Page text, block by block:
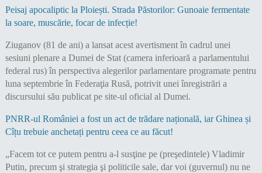
Peisaj apocaliptic la Ploiești. Strada Păstorilor: Gunoaie fermentate
la soare, muscărie, focar de infecție!
Ziuganov (81 de ani) a lansat acest avertisment în cadrul unei
sesiuni plenare a Dumei de Stat (camera inferioară a parlamentului
federal rus) în perspectiva alegerilor parlamentare programate pentru
luna septembrie în Federaţia Rusă, potrivit unei înregistrări a
discursului său publicat pe site-ul oficial al Dumei.
PNRR-ul României a fost un act de trădare națională, iar Ghinea și
Cîțu trebuie anchetați pentru ceea ce au făcut!
„Facem tot ce putem pentru a-l susţine pe (preşedintele) Vladimir
Putin, precum şi strategia şi politicile sale, dar voi (guvernul) nu ne